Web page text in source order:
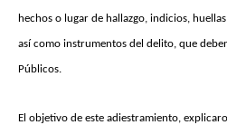
hechos o lugar de hallazgo, indicios,
así como instrumentos del delito, que
Públicos.
El objetivo de este adiestramiento,